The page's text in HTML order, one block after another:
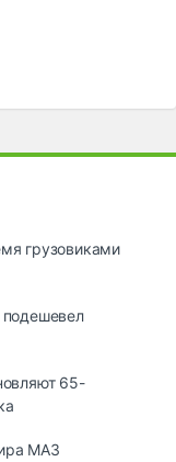
грузовиками
подешевел
65-
МАЗ